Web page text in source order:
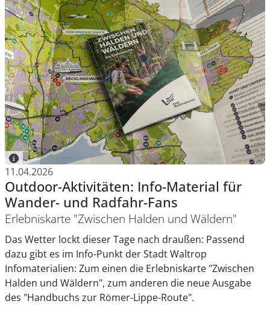
11.04.2026
Outdoor-Aktivitäten: Info-Material für
Wander- und Radfahr-Fans
Erlebniskarte "Zwischen Halden und Wäldern"
Das Wetter lockt dieser Tage nach draußen: Passend
dazu gibt es im Info-Punkt der Stadt Waltrop
Infomaterialien: Zum einen die Erlebniskarte "Zwischen
Halden und Wäldern", zum anderen die neue Ausgabe
des "Handbuchs zur Römer-Lippe-Route".